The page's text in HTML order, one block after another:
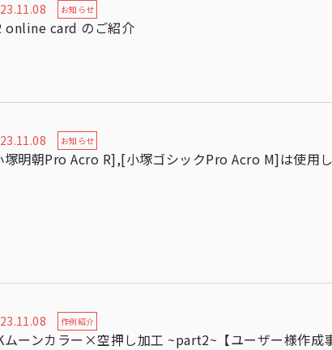
お知らせ
online card のご紹介
お知らせ
塚明朝Pro Acro R],[小塚ゴシックPro Acro M]は使用
作例紹介
ムーンカラー×空押し加工 ~part2~【ユーザー様作成